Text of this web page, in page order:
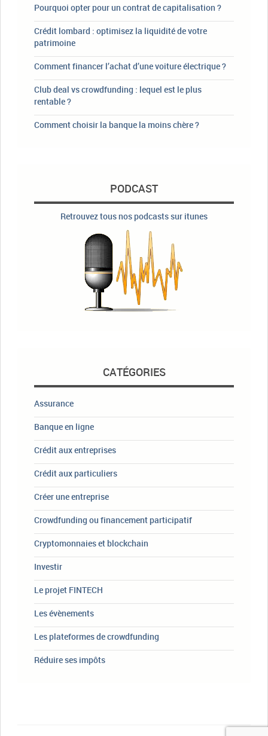
Pourquoi opter pour un contrat de capitalisation ?
Crédit lombard : optimisez la liquidité de votre
patrimoine
Comment financer l’achat d’une voiture électrique ?
Club deal vs crowdfunding : lequel est le plus
rentable ?
Comment choisir la banque la moins chère ?
PODCAST
Retrouvez tous nos podcasts sur itunes
CATÉGORIES
Assurance
Banque en ligne
Crédit aux entreprises
Crédit aux particuliers
Créer une entreprise
Crowdfunding ou financement participatif
Cryptomonnaies et blockchain
Investir
Le projet FINTECH
Les évènements
Les plateformes de crowdfunding
Réduire ses impôts